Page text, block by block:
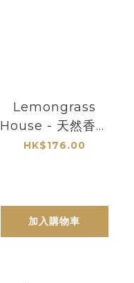
Lemongrass
House - 天然香薰
精油 - 雞蛋花
HK$176.00
加入購物車